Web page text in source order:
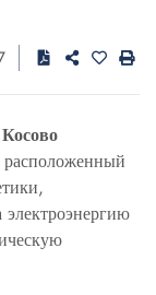
расположенный